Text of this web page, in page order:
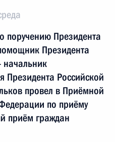
поручению Президента
Президента
начальник
Президента Российской
провел в Приёмной
по приёму
приём граждан